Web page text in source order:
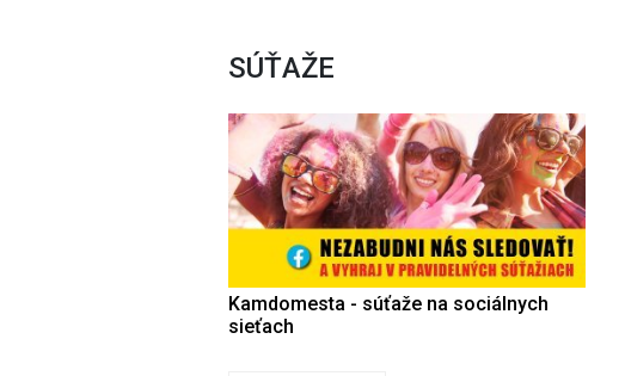
SÚŤAŽE
Kamdomesta - súťaže na sociálnych
sieťach